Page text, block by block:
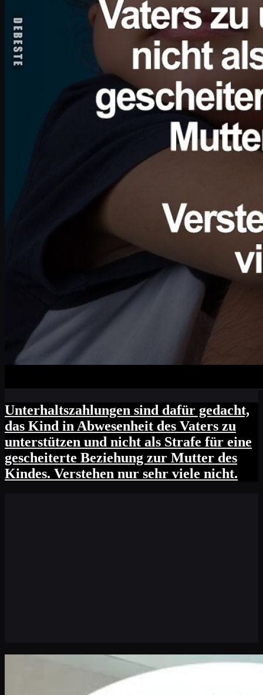
Unterhaltszahlungen sind dafür gedacht,
das Kind in Abwesenheit des Vaters zu
unterstützen und nicht als Strafe für eine
gescheiterte Beziehung zur Mutter des
Kindes. Verstehen nur sehr viele nicht.